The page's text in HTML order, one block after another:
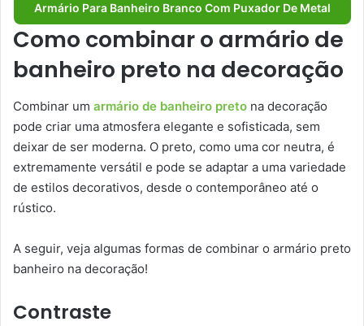
Armário Para Banheiro Branco Com Puxador De Metal
Como combinar o armário de
banheiro preto na decoração
Combinar um armário de banheiro preto na decoração
pode criar uma atmosfera elegante e sofisticada, sem
deixar de ser moderna. O preto, como uma cor neutra, é
extremamente versátil e pode se adaptar a uma variedade
de estilos decorativos, desde o contemporâneo até o
rústico.
A seguir, veja algumas formas de combinar o armário preto
banheiro na decoração!
Contraste